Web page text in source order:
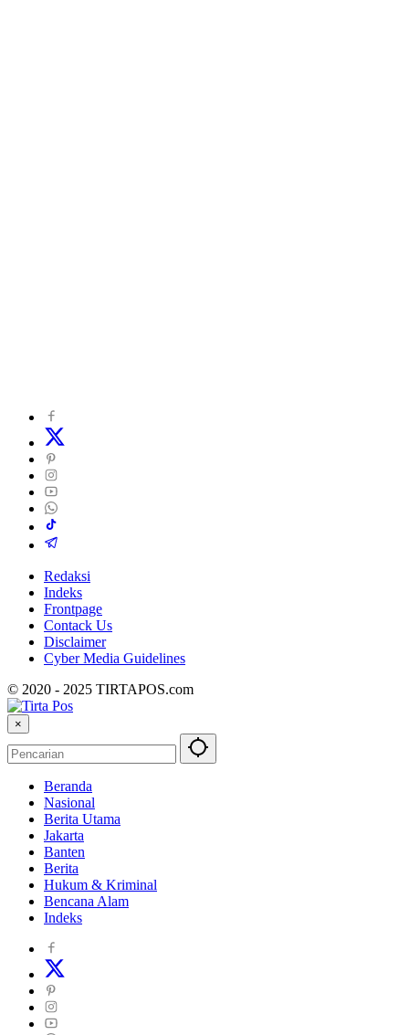
Redaksi
Indeks
Frontpage
Contack Us
Disclaimer
Cyber ​​Media Guidelines
© 2020 - 2025 TIRTAPOS.com
×
Beranda
Nasional
Berita Utama
Jakarta
Banten
Berita
Hukum & Kriminal
Bencana Alam
Indeks